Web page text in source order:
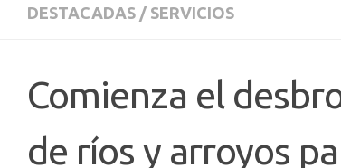
DESTACADAS / SERVICIOS
Comienza el
de ríos y arroyos